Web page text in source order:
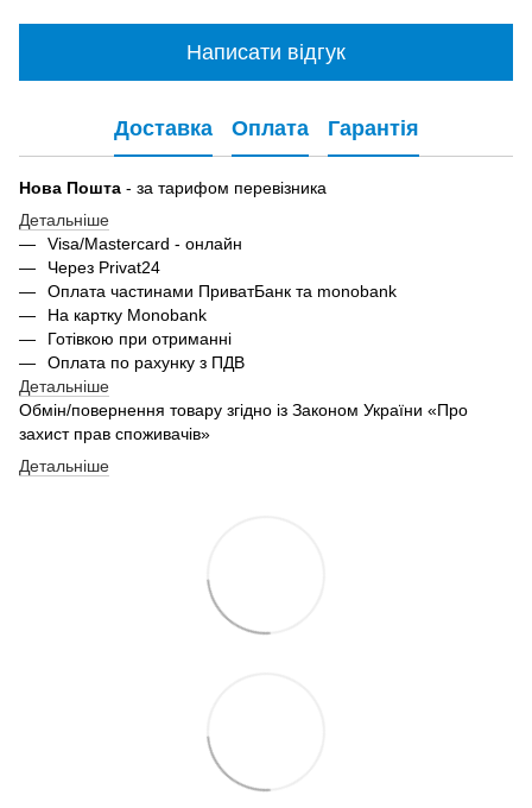
Написати відгук
Доставка Оплата Гарантія
Нова Пошта - за тарифом перевізника
Детальніше
Visa/Mastercard - онлайн
Через Privat24
Оплата частинами ПриватБанк та monobank
На картку Monobank
Готівкою при отриманні
Оплата по рахунку з ПДВ
Детальніше
Обмін/повернення товару згідно із Законом України «Про
захист прав споживачів»
Детальніше